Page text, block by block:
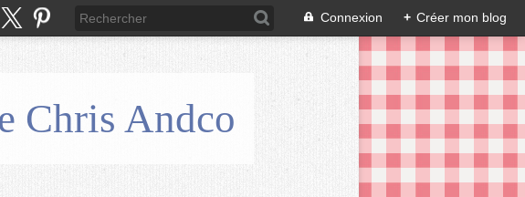
Connexion + Créer mon blog
Chris Andco